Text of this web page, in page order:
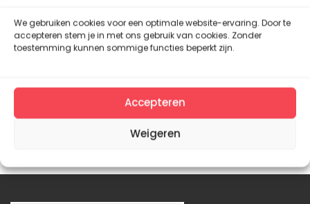
We gebruiken cookies voor een optimale website-ervaring. Door te
accepteren stem je in met ons gebruik van cookies. Zonder
toestemming kunnen sommige functies beperkt zijn.
Accepteren
Weigeren
Magnetische
montageset
Magnetische
montageset